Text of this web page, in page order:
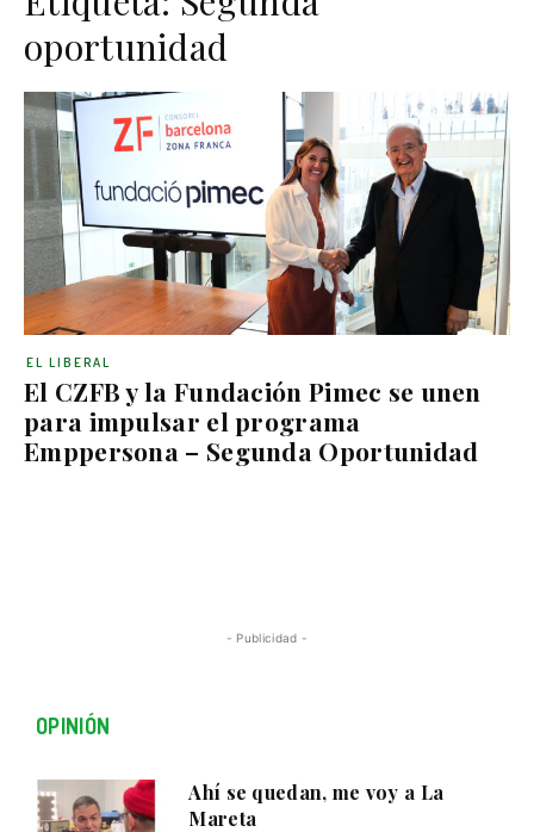
oportunidad
El CZFB y la Fundación Pimec se unen
para impulsar el programa
Emppersona – Segunda Oportunidad
EL LIBERAL
- Publicidad -
OPINIÓN
Ahí se quedan, me voy a La
Mareta